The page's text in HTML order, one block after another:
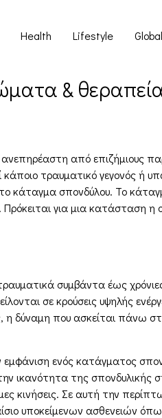
Health Lifestyle
&
από επιζήμιους
κάποιο τραυματικό γεγονός ή
κάταγμα σπονδύλου. Το
Πρόκειται για μια κατάσταση η
συμβάντα έως χρόνιες
σε κρούσεις υψηλής
δύναμη που ασκείται πάνω
εμφάνιση ενός κατάγματος
ικανότητα της σπονδυλικής
Σε αυτή την
υποκείμενων ασθενειών